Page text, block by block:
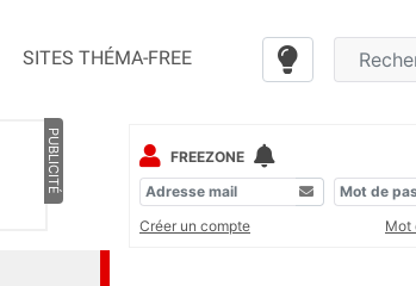
SITES THÉMA-FREE
PUBLICITÉ
FREEZONE
Créer un compte
Mot